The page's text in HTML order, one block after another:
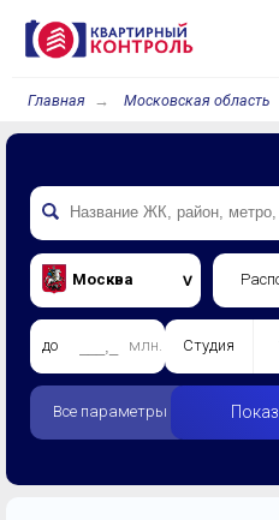
Главная Московская область
Москва
до млн. Студия
Все параметры